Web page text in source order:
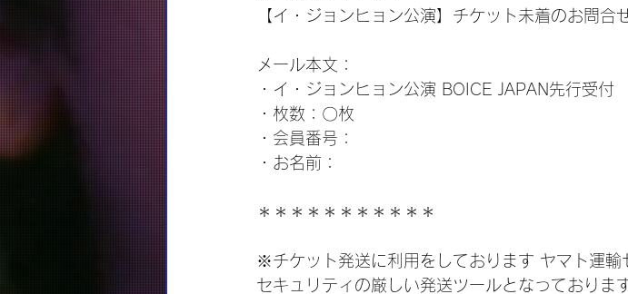
【イ・ジョンヒョン公演】チケット未着のお問合
メール本文：
・イ・ジョンヒョン公演 BOICE JAPAN先行受付
・枚数：〇枚
・会員番号：
・お名前：
＊＊＊＊＊＊＊＊＊＊＊
※チケット発送に利用をしております ヤマト運輸
セキュリティの厳しい発送ツールとなっております